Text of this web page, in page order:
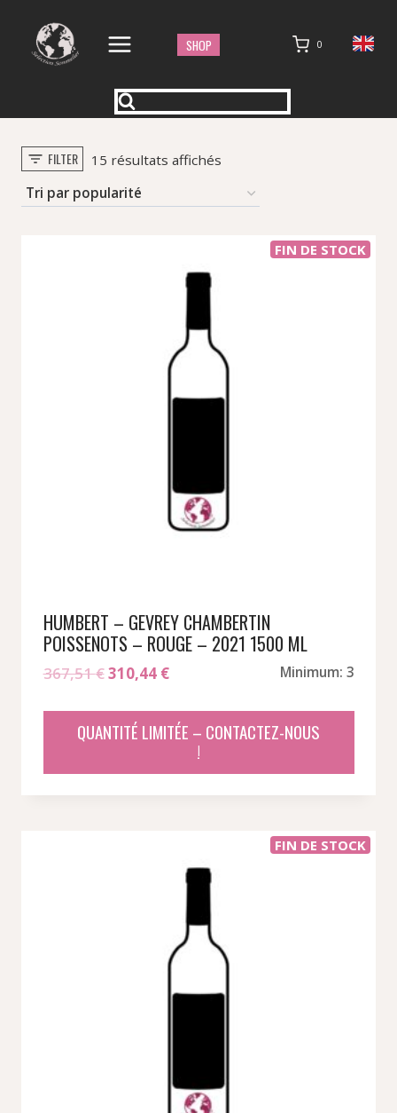
contenu
SHOP 0
FILTER 15 résultats affichésTrié
popularité
FIN DE STOCK
HUMBERT – GEVREY CHAMBERTIN
POISSENOTS – ROUGE – 2021 1500 ML
367,51€Le
initial
était :
310,44 €Le
actuel
est :
Minimum: 3
QUANTITÉ LIMITÉE – CONTACTEZ-NOUS
!
FIN DE STOCK